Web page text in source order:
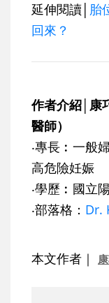
延伸閱讀│ 胎
回來？
作者介紹│康
醫師）
‧專長︰一般
高危險妊娠
‧學歷︰國立
‧部落格： Dr.
本文作者｜